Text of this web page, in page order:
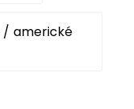
americké